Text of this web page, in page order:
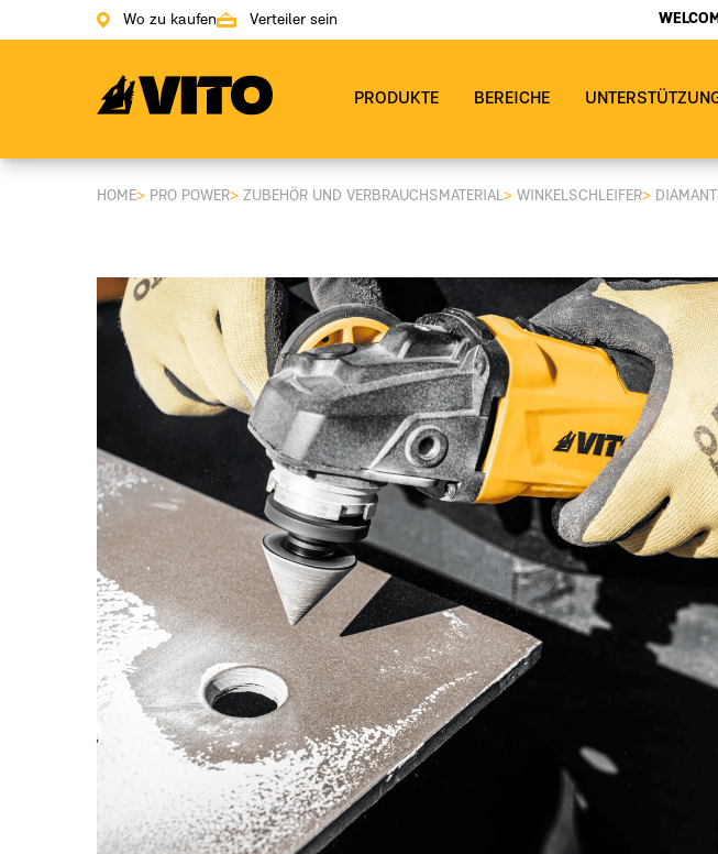
Wo zu kaufen Verteiler sein
Zur Hauptseite gehen
PRODUKTE
BEREICHE
HOME> PRO POWER> ZUBEHÖR UND VERBRAUCHSMATERIAL> WINKELSCHLEIFER>